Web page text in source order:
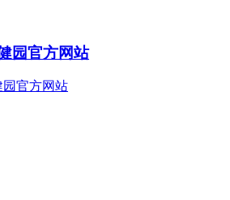
园官方网站